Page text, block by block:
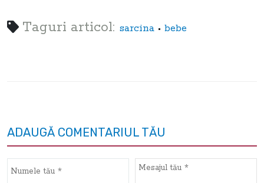
Taguri articol: sarcina • bebe
ADAUGĂ COMENTARIUL TĂU